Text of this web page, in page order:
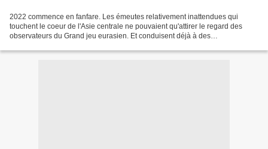
2022 commence en fanfare. Les émeutes relativement inattendues qui
touchent le coeur de l'Asie centrale ne pouvaient qu'attirer le regard des
observateurs du Grand jeu eurasien. Et conduisent déjà à des